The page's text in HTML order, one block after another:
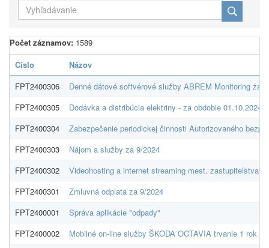
Počet záznamov: 1589
Číslo
Názov
FPT2400306
Denné dátové softvérové služby ABREM Monitoring za
FPT2400305
Dodávka a distribúcia elektriny - za obdobie 01.10.2024
FPT2400304
Zabezpečenie periodickej činnosti Autorizovaného
FPT2400303
Nájom a služby za 9/2024
FPT2400302
Videohosting a internet streaming mest. zastupiteľstva
FPT2400301
Zmluvná odplata za 9/2024
FPT2400001
Správa aplikácie "odpady"
FPT2400002
Mobilné on-line služby ŠKODA OCTAVIA trvanie 1 rok